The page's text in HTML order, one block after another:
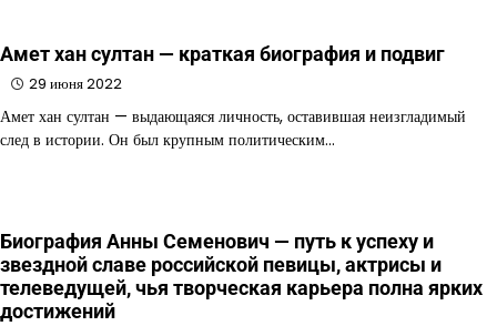
Амет хан султан — краткая биография и подвиг
29 июня 2022
Амет хан султан — выдающаяся личность, оставившая неизгладимый
след в истории. Он был крупным политическим…
Биография Анны Семенович — путь к успеху и
звездной славе российской певицы, актрисы и
телеведущей, чья творческая карьера полна ярких
достижений